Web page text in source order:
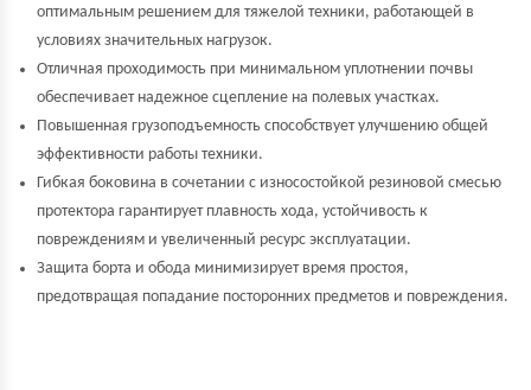
оптимальным решением для тяжелой техники, работающей в
условиях значительных нагрузок.
Отличная проходимость при минимальном уплотнении почвы
обеспечивает надежное сцепление на полевых участках.
Повышенная грузоподъемность способствует улучшению общей
эффективности работы техники.
Гибкая боковина в сочетании с износостойкой резиновой смесью
протектора гарантирует плавность хода, устойчивость к
повреждениям и увеличенный ресурс эксплуатации.
Защита борта и обода минимизирует время простоя,
предотвращая попадание посторонних предметов и повреждения.